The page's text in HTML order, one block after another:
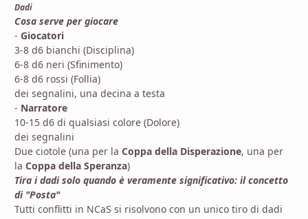
Dadi
Cosa serve per giocare
- Giocatori
3-8 d6 bianchi (Disciplina)
6-8 d6 neri (Sfinimento)
6-8 d6 rossi (Follia)
dei segnalini, una decina a testa
- Narratore
10-15 d6 di qualsiasi colore (Dolore)
dei segnalini
Due ciotole (una per la Coppa della Disperazione, una per
la Coppa della Speranza)
Tira i dadi solo quando è veramente significativo: il concetto
di "Posta"
Tutti conflitti in NCaS si risolvono con un unico tiro di dadi